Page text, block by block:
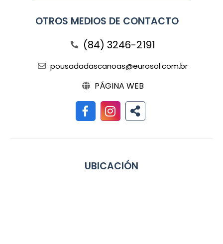
OTROS MEDIOS DE CONTACTO
(84) 3246-2191
pousadadascanoas@eurosol.com.br
PÁGINA WEB
UBICACIÓN